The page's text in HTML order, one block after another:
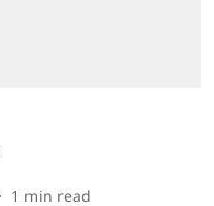
1 min read